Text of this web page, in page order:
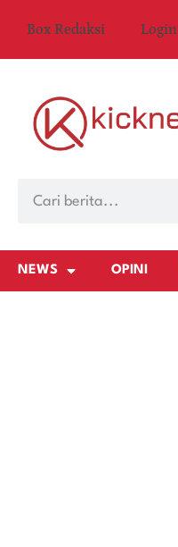
Box Redaksi Login
NEWS OPINI